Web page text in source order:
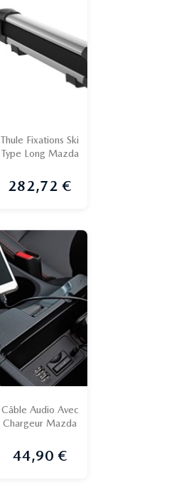
Thule Fixations Ski
Type Long Mazda
Prix
282,72 €
Câble Audio Avec
Chargeur Mazda
Prix
44,90 €